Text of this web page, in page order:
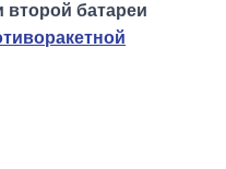
второй батареи